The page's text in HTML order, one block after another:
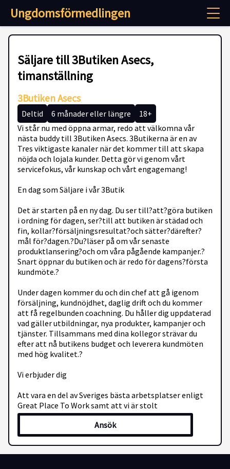
Ungdomsförmedlingen
Säljare till 3Butiken Asecs,
timanställning
3Butiken Asecs
Deltid 6 månader eller längre
18+
Vi står nu med öppna armar, redo att välkomna vår
nästa buddy till 3Butiken Asecs. 3Butikerna är en av
Tres viktigaste kanaler när det kommer till att skapa
nöjda och lojala kunder. Detta gör vi genom vårt
servicefokus, vår kunskap och vårt engagemang!
En dag som Säljare i vår 3Butik
Det är starten på en ny dag. Du ser till?att?göra butiken
i ordning för dagen, ser?till att butiken är städad och
fin, kollar?försäljningsresultat?och sätter?därefter?
mål för?dagen.?Du?läser på om vår senaste
produktlansering?och om våra pågående kampanjer.?
Snart öppnar du butiken och är redo för dagens?första
kundmöte.?
Under dagen kommer du och din chef att gå igenom
försäljning, kundnöjdhet, daglig drift och du kommer
att få regelbunden coachning. Du håller dig uppdaterad
vad gäller utbildningar, nya produkter, kampanjer och
tjänster. Tillsammans med dina kollegor strävar du
efter att nå butikens budget och leverera kundmöten
med hög kvalitet.?
Vi erbjuder dig
Att vara en del av Sveriges bästa arbetsplatser enligt
Great Place To Work samt att vi är stolt
samarbetspartner till Women in Tech och Tjejer Kodar
En timanställning med timlön och provision.
Kontinuerlig utbildning och utveckling
En företagskultur vi är mycket stolta över
Ansök